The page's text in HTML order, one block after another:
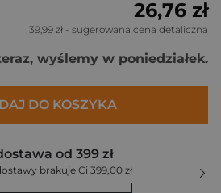
26,76 zł
39,99 zł - sugerowana cena detaliczna
wyślemy w poniedziałek.
DO KOSZYKA
od 399 zł
brakuje Ci 399,00 zł